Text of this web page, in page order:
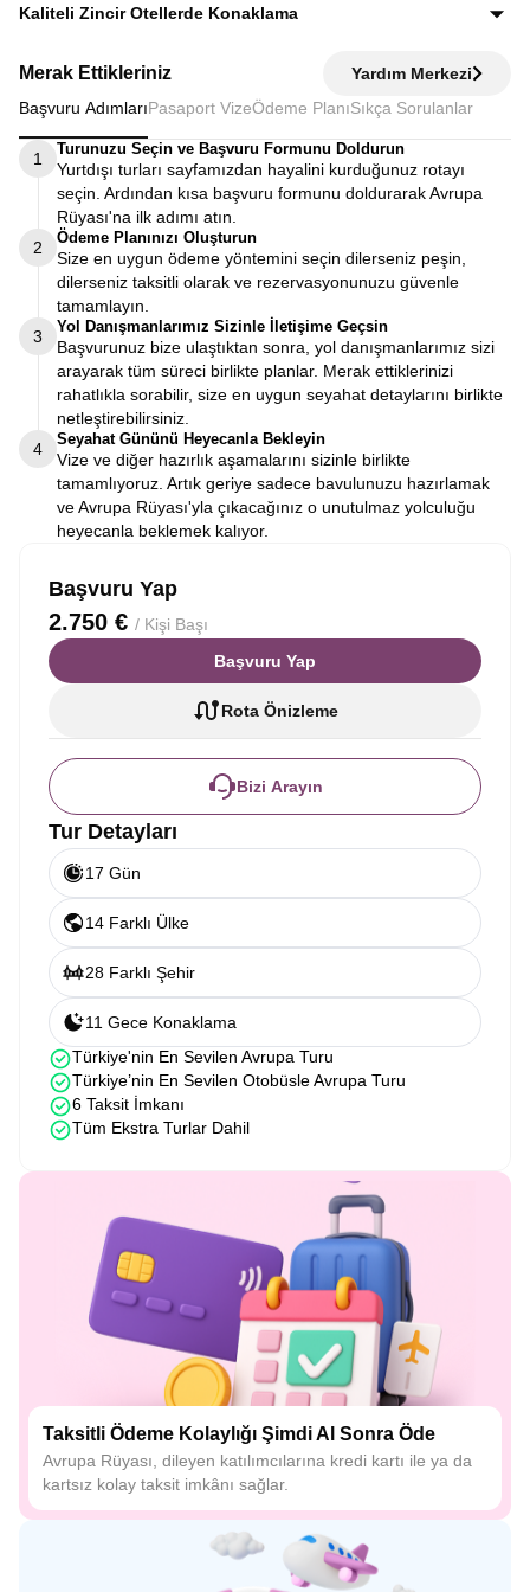
Ekstra tur ücreti alınmaz; programda yer alan tüm geziler
Kaliteli Zincir Otellerde Konaklama
kalınırken, Avrupa Rüyası’nda merkeze yakın kaliteli zincir
otellerde konaklayarak zamanınızı verimli kullanırsınız.
Merak Ettikleriniz
Yardım Merkezi
Başvuru AdımlarıPasaport VizeÖdeme Planı Sıkça Sorulanlar
1
Turunuzu Seçin ve Başvuru Formunu Doldurun
Yurtdışı turları sayfamızdan hayalini kurduğunuz rotayı
seçin. Ardından kısa başvuru formunu doldurarak Avrupa
Rüyası'na ilk adımı atın.
2
Ödeme Planınızı Oluşturun
Size en uygun ödeme yöntemini seçin dilerseniz peşin,
dilerseniz taksitli olarak ve rezervasyonunuzu güvenle
tamamlayın.
3
Yol Danışmanlarımız Sizinle İletişime Geçsin
Başvurunuz bize ulaştıktan sonra, yol danışmanlarımız sizi
arayarak tüm süreci birlikte planlar. Merak ettiklerinizi
rahatlıkla sorabilir, size en uygun seyahat detaylarını birlikte
netleştirebilirsiniz.
4
Seyahat Gününü Heyecanla Bekleyin
Vize ve diğer hazırlık aşamalarını sizinle birlikte
tamamlıyoruz. Artık geriye sadece bavulunuzu hazırlamak
ve Avrupa Rüyası'yla çıkacağınız o unutulmaz yolculuğu
heyecanla beklemek kalıyor.
Başvuru Yap
2.750 € / Kişi Başı
Başvuru Yap
Rota Önizleme
Bizi Arayın
Tur Detayları
17 Gün
14 Farklı Ülke
28 Farklı Şehir
11 Gece Konaklama
Türkiye'nin En Sevilen Avrupa Turu
Türkiye’nin En Sevilen Otobüsle Avrupa Turu
6 Taksit İmkanı
Tüm Ekstra Turlar Dahil
Taksitli Ödeme Kolaylığı Şimdi Al Sonra Öde
Avrupa Rüyası, dileyen katılımcılarına kredi kartı ile ya da
kartsız kolay taksit imkânı sağlar.